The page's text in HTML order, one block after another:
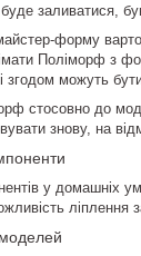
заливатися,
форму варто
Поліморф з
можуть бути
стосовно до
знову, на
у домашніх